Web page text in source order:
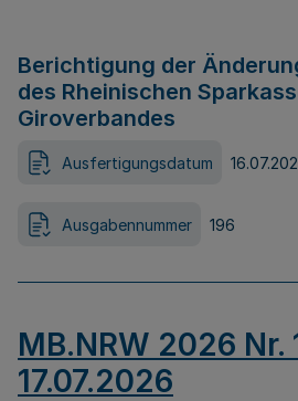
Berichtigung der
des Rheinischen
Giroverbandes
Ausfertigungsdatum
Ausgabennummer 196
MB.NRW 2026 Nr.
17.07.2026